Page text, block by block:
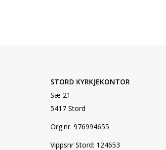
STORD KYRKJEKONTOR
Sæ 21
5417 Stord
Org.nr. 976994655
Vippsnr Stord: 124653